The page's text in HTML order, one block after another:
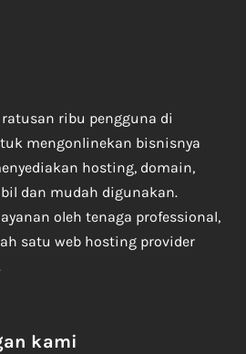
ribu pengguna di
mengonlinekan bisnisnya
hosting, domain,
dan mudah digunakan.
oleh tenaga professional,
satu web hosting provider
kami